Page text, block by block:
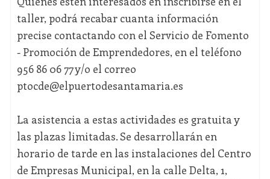
taller, podrá recabar cuanta información
precise contactando con el Servicio de Fomento
- Promoción de Emprendedores, en el teléfono
956 86 06 77 y/o el correo
ptocde@elpuertodesantamaria.es
La asistencia a estas actividades es gratuita y
las plazas limitadas. Se desarrollarán en
horario de tarde en las instalaciones del Centro
de Empresas Municipal, en la calle Delta, 1,